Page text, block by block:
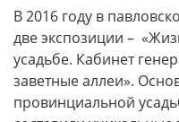
В 2016 году в
две экспозиции –
усадьбе. Кабинет
заветные аллеи».
провинциальной